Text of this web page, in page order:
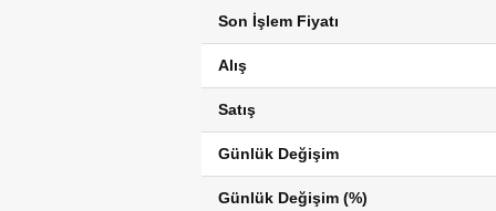
Son İşlem Fiyatı
Alış
Satış
Günlük Değişim
Günlük Değişim (%)